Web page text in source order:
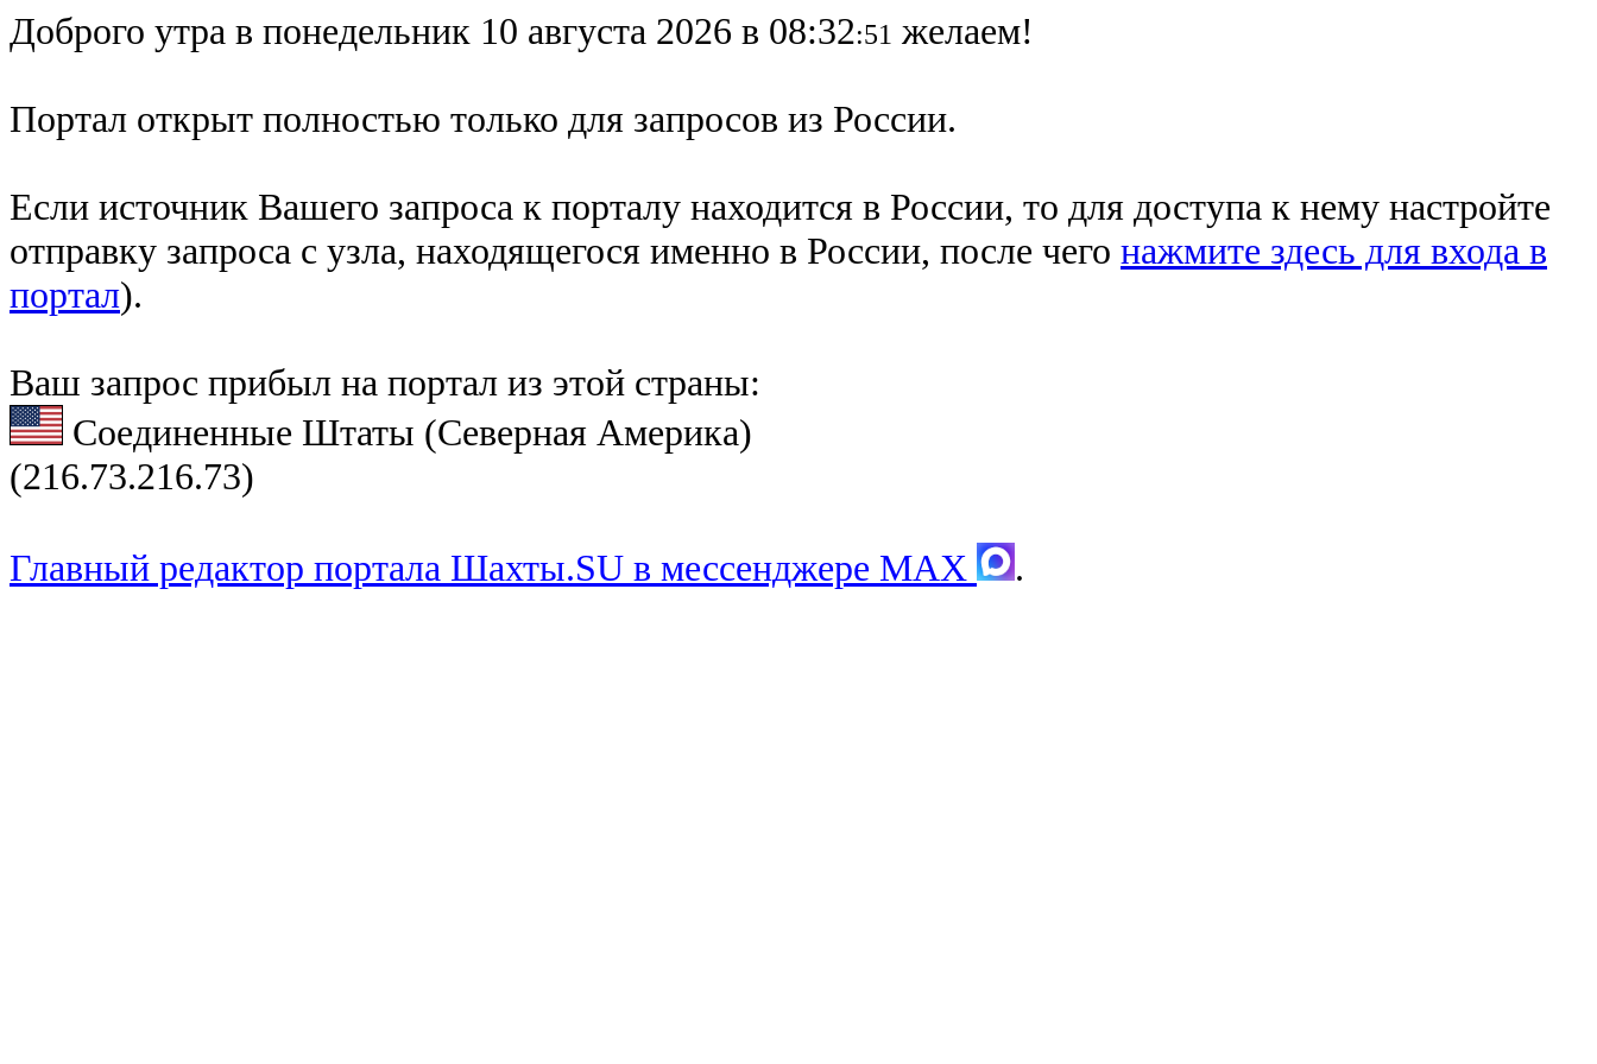
Доброго утра в понедельник 10 августа 2026 в 08:32:51 желаем!
Портал открыт полностью только для запросов из России.
Если источник Вашего запроса к порталу находится в России, то для доступа к нему настройте
отправку запроса с узла, находящегося именно в России, после чего нажмите здесь для входа в
портал).
Ваш запрос прибыл на портал из этой страны:
Соединенные Штаты (Северная Америка)
(216.73.216.73)
Главный редактор портала Шахты.SU в мессенджере MAX .